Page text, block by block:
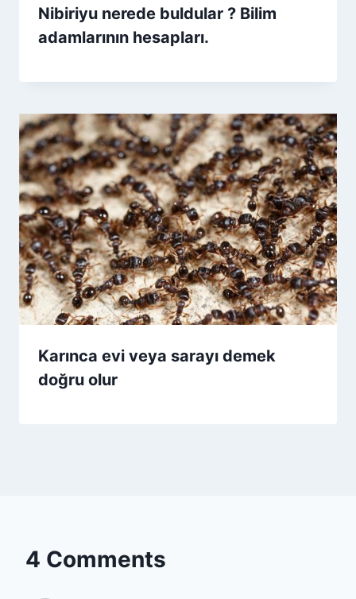
Nibiriyu nerede buldular ? Bilim
adamlarının hesapları.
Karınca evi veya sarayı demek
doğru olur
4 Comments